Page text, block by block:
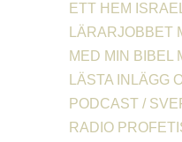
ETT HEM
LÄRARJOBBET
MED MIN BIBEL
LÄSTA INLÄGG
PODCAST /
RADIO